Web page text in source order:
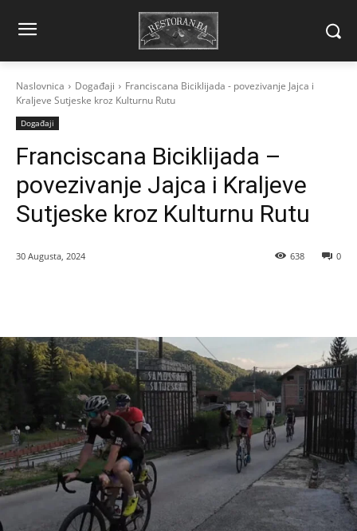
Naslovnica Događaji
Franciscana Biciklijada - povezivanje Jajca i
Kraljeve Sutjeske kroz Kulturnu Rutu
Događaji
Franciscana Biciklijada –
povezivanje Jajca i Kraljeve
Sutjeske kroz Kulturnu Rutu
30 Augusta, 2024 0
638